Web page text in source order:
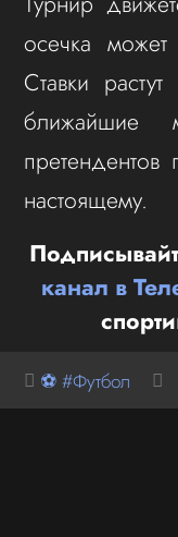
осечка
Ставки
ближайшие
претендентов
настоящему.
канал в
⚽ #Футбол